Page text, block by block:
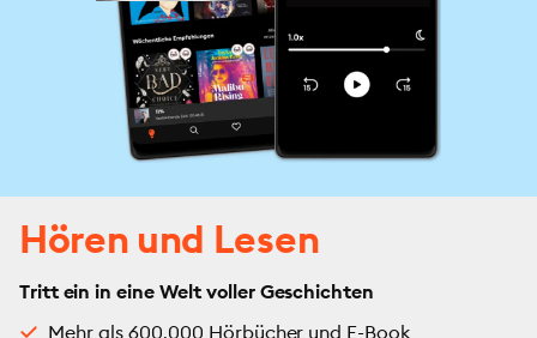
Hören und Lesen
Tritt ein in eine Welt voller Geschichten
Mehr als 600.000 Hörbücher und E-Book